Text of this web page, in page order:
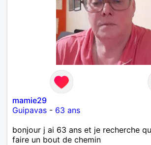
mamie29
Guipavas - 63 ans
bonjour j ai 63 ans et je recherche
faire un bout de chemin